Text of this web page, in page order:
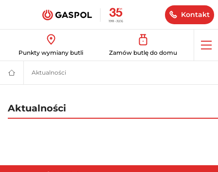
Kontakt
Punkty wymiany butli Zamów butlę do domu
GASPOL
–
bio
LPG,
Aktualności
Aktualności